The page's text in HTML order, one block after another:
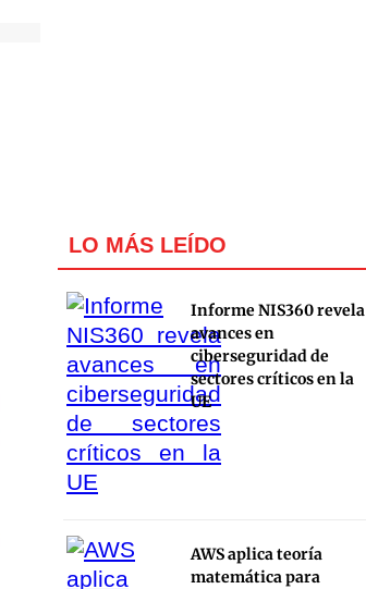
LO MÁS LEÍDO
Informe NIS360 revela
avances en
ciberseguridad de
sectores críticos en la
UE
AWS aplica teoría
matemática para